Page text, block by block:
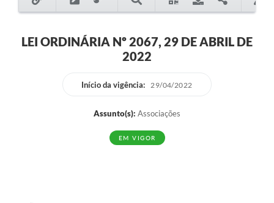
LEI ORDINÁRIA Nº 2067, 29 DE ABRIL DE
2022
Início da vigência: 29/04/2022
Assunto(s): Associações
EM VIGOR